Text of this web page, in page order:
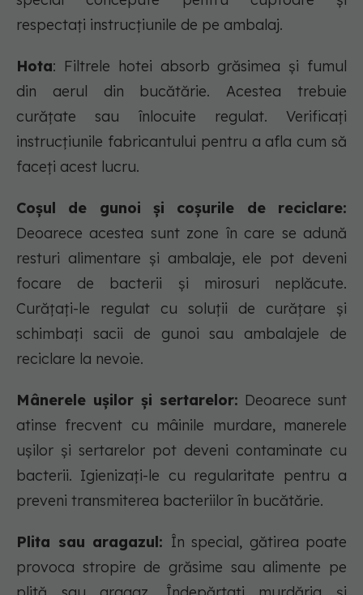
respectați instrucțiunile de pe ambalaj.
Hota: Filtrele hotei absorb grăsimea și fumul
din aerul din bucătărie. Acestea trebuie
curățate sau înlocuite regulat. Verificați
instrucțiunile fabricantului pentru a afla cum să
faceți acest lucru.
Coșul de gunoi și coșurile de reciclare:
Deoarece acestea sunt zone în care se adună
resturi alimentare și ambalaje, ele pot deveni
focare de bacterii și mirosuri neplăcute.
Curățați-le regulat cu soluții de curățare și
schimbați sacii de gunoi sau ambalajele de
reciclare la nevoie.
Mânerele ușilor și sertarelor: Deoarece sunt
atinse frecvent cu mâinile murdare, manerele
ușilor și sertarelor pot deveni contaminate cu
bacterii. Igienizați-le cu regularitate pentru a
preveni transmiterea bacteriilor în bucătărie.
Plita sau aragazul: În special, gătirea poate
provoca stropire de grăsime sau alimente pe